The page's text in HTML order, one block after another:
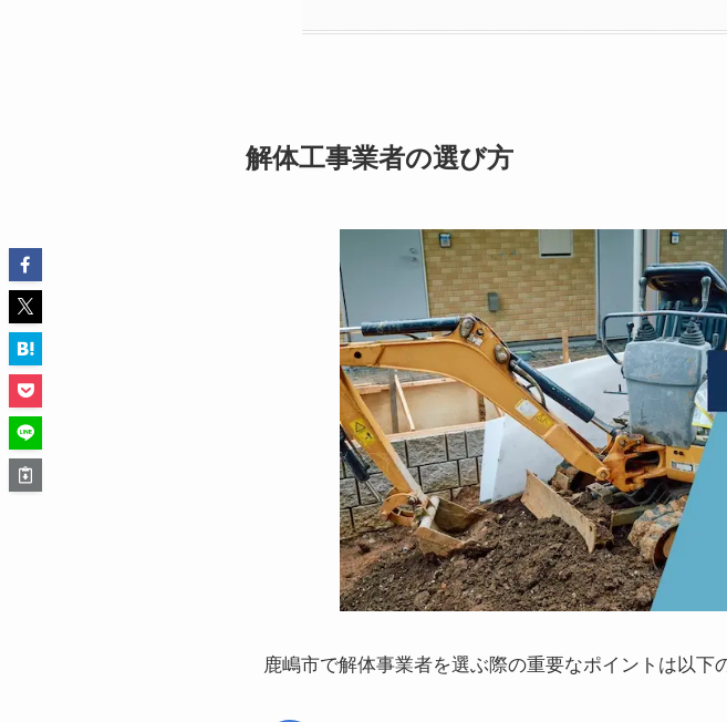
解体工事業者の選び方
鹿嶋市で解体事業者を選ぶ際の重要なポイントは以下